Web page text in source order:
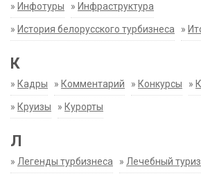
» Инфотуры » Инфраструктура
» История белорусского турбизнеса »
К
» Кадры » Комментарий » Конкурсы »
» Круизы » Курорты
Л
» Легенды турбизнеса » Лечебный